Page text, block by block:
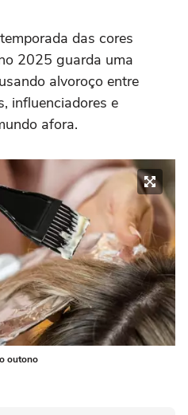
das cores
2025 guarda uma
alvoroço entre
influenciadores e
afora.
outono